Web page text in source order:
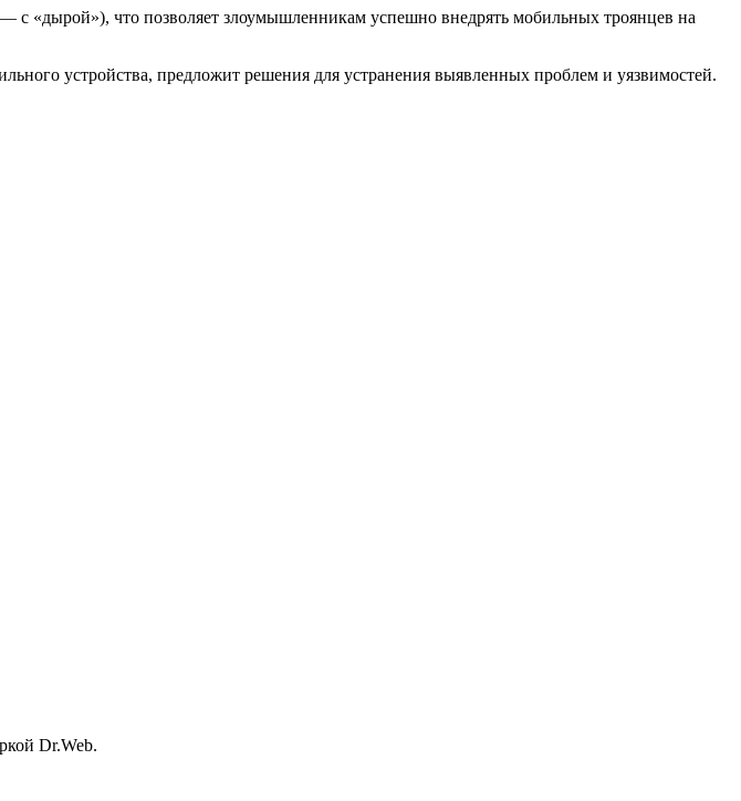
«дырой»), что позволяет злоумышленникам успешно внедрять мобильных троянцев на
устройства, предложит решения для устранения выявленных проблем и уязвимостей.
Dr.Web.